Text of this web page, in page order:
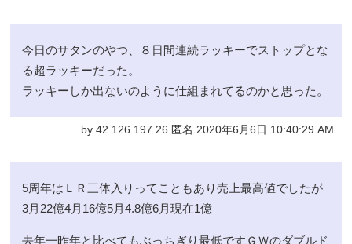
今日のサタンのやつ、８日間連続ラッキーでストップとな
る超ラッキーだった。
ラッキーしか出ないのように仕組まれてるのかと思った。
by 42.126.197.26 匿名 2020年6月6日 10:40:29 AM
5周年はＬＲ三体入りってこともあり売上最高値でしたが
3月22億4月16億5月4.8億6月現在1億
去年一昨年と比べてもぶっちぎり最低ですＧＷのダブルド